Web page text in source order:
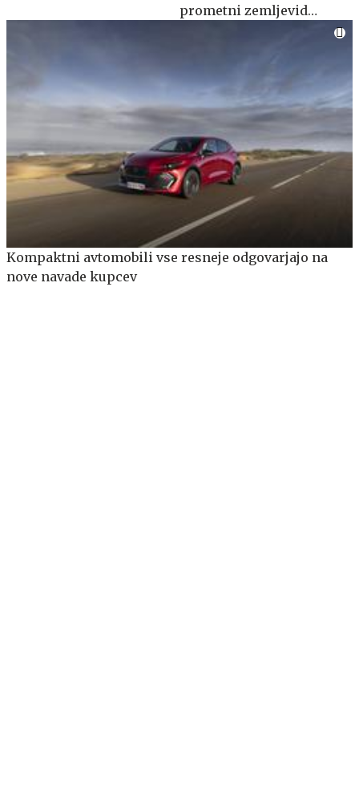
prometni zemljevid
Evrazije: evrazijski tovor
Kompaktni avtomobili vse resneje odgovarjajo na
nove navade kupcev